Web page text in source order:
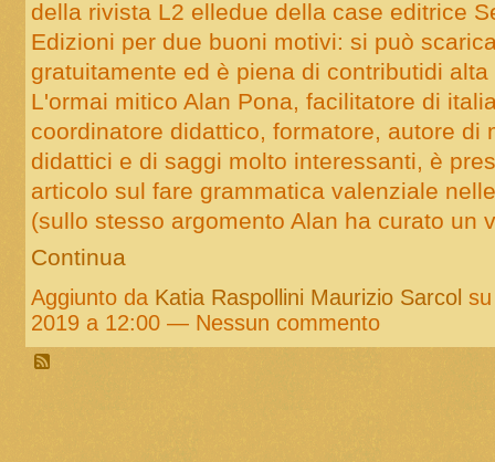
della rivista L2 elledue della case editrice
Edizioni per due buoni motivi: si può
gratuitamente ed è piena di contributidi alta
L'ormai mitico Alan Pona, facilitatore di
coordinatore didattico, formatore, autore di
didattici e di saggi molto interessanti, è
articolo sul fare grammatica valenziale
(sullo stesso argomento Alan ha curato un
Continua
Aggiunto da Katia Raspollini Maurizio Sarcol
2019 a 12:00 — Nessun commento